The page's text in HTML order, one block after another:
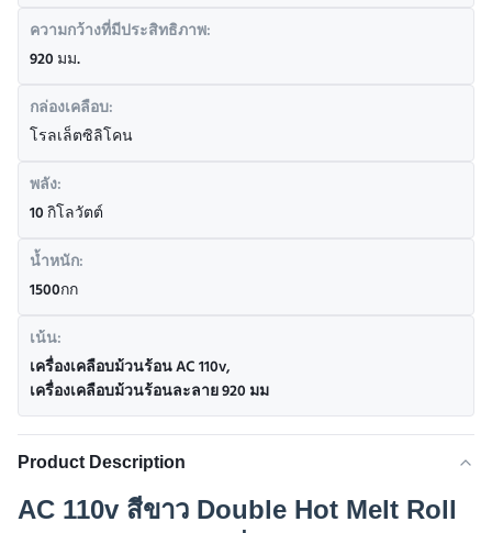
ความกว้างที่มีประสิทธิภาพ:
920 มม.
กล่องเคลือบ:
โรลเล็ตซิลิโคน
พลัง:
10 กิโลวัตต์
น้ำหนัก:
1500กก
เน้น:
เครื่องเคลือบม้วนร้อน AC 110v,
เครื่องเคลือบม้วนร้อนละลาย 920 มม
Product Description
AC 110v สีขาว Double Hot Melt Roll